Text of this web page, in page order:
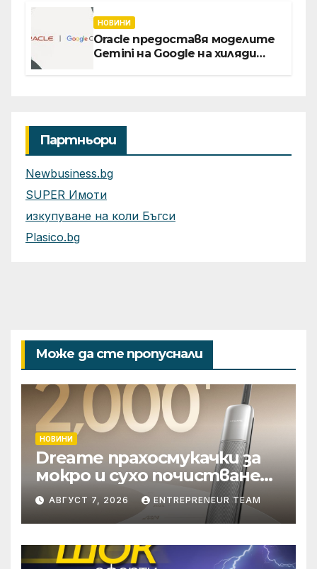
директор Асен Великов
НОВИНИ
Oracle предоставя моделите
Gemini на Google на хиляди
Партньори
Newbusiness.bg
SUPER Имоти
изкупуване на коли Бъгси
Plasico.bg
Може да сте пропуснали
НОВИНИ
Dreame прахосмукачки за
мокро и сухо почистване
надхвърлиха 2 000
патентни заявки в
световен мащаб
АВГУСТ 7, 2026 ENTREPRENEUR TEAM